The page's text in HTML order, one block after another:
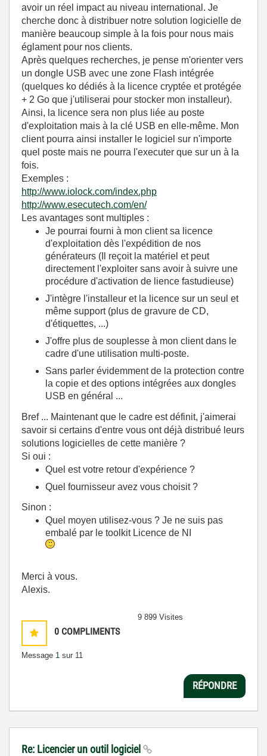
avoir un réel impact au niveau international. Je
cherche donc à distribuer notre solution logicielle de
manière beaucoup simple à la fois pour nous mais
églament pour nos clients.
Après quelques recherches, je pense m'orienter vers
un dongle USB avec une zone Flash intégrée
(quelques ko dédiés à la licence cryptée et protégée
+ 2 Go que j'utiliserai pour stocker mon installeur).
Ainsi, la licence sera non plus liée au poste
d'exploitation mais à la clé USB en elle-même. Mon
client pourra ainsi installer le logiciel sur n'importe
quel poste mais ne pourra l'executer que sur un à la
fois.
Exemples :
http://www.iolock.com/index.php
http://www.esecutech.com/en/
Les avantages sont multiples :
Je pourrai fourni à mon client sa licence
d'exploitation dès l'expédition de nos
générateurs (Il reçoit la matériel et peut
directement l'exploiter sans avoir à suivre une
procédure d'activation de lience fastudieuse)
J'intègre l'installeur et la licence sur un seul et
même support (plus de gravure de CD,
d'étiquettes, ...)
J'offre plus de souplesse à mon client dans le
cadre d'une utilisation multi-poste.
Sans parler évidemment de la protection contre
la copie et des options intégrées aux dongles
USB en général ...
Bref ... Maintenant que le cadre est définit, j'aimerai
savoir si certains d'entre vous ont déjà distribué leurs
solutions logicielles de cette manière ?
Si oui :
Quel est votre retour d'expérience ?
Quel fournisseur avez vous choisit ?
Sinon :
Quel moyen utilisez-vous ? Je ne suis pas
embalé par le toolkit Licence de NI
Merci à vous.
Alexis.
0 COMPLIMENTS
Message 1 sur 11
9 899 Visites
RÉPONDRE
Re: Licencier un outil logiciel